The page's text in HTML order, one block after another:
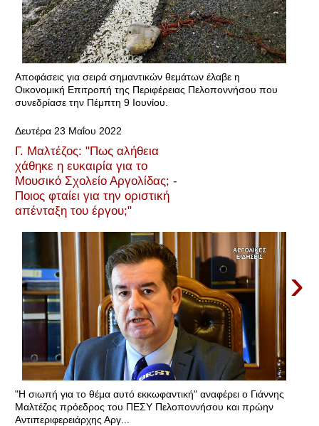
Αποφάσεις για σειρά σημαντικών θεμάτων έλαβε η
Οικονομική Επιτροπή της Περιφέρειας Πελοποννήσου που
συνεδρίασε την Πέμπτη 9 Ιουνίου.
Δευτέρα 23 Μαΐου 2022
Γ. Μαλτέζος: "Πως αλήθεια
χάθηκε η ευκαιρία για το
Μουσικό Σχολείο Αργολίδας; -
Ποιος φταίει για την οριστική
απένταξη του έργου;"
›
"Η σιωπή για το θέμα αυτό εκκωφαντική" αναφέρει ο Γιάννης
Μαλτέζος πρόεδρος του ΠΕΣΥ Πελοποννήσου και πρώην
Αντιπεριφερειάρχης Αργ...